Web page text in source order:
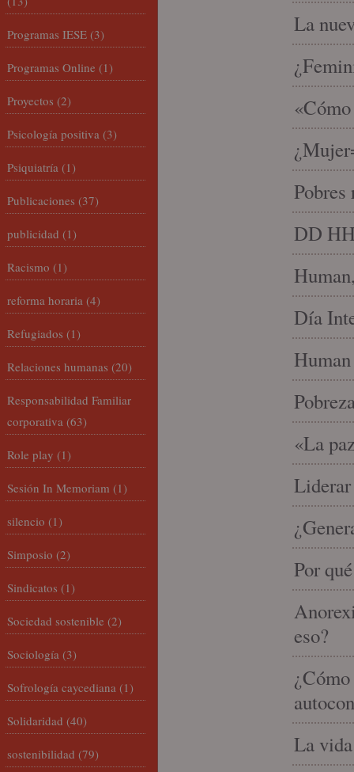
La
DD
Día
«La
Liderar
Por
eso?
La
Programas IESE (3)
Programas Online (1)
Proyectos (2)
Psicología positiva (3)
Psiquiatría (1)
Publicaciones (37)
publicidad (1)
Racismo (1)
reforma horaria (4)
Refugiados (1)
Relaciones humanas (20)
Responsabilidad Familiar
corporativa (63)
Role play (1)
Sesión In Memoriam (1)
silencio (1)
Simposio (2)
Sindicatos (1)
Sociedad sostenible (2)
Sociología (3)
Sofrología caycediana (1)
Solidaridad (40)
sostenibilidad (79)